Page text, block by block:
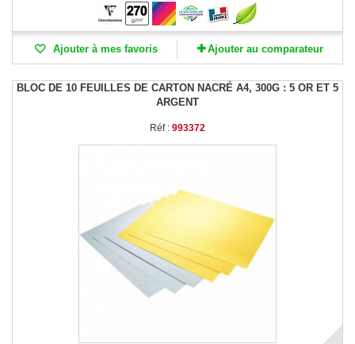
Ajouter à mes favoris Ajouter au comparateur
BLOC DE 10 FEUILLES DE CARTON NACRÉ A4, 300G : 5 OR ET 5
ARGENT
Réf : 993372